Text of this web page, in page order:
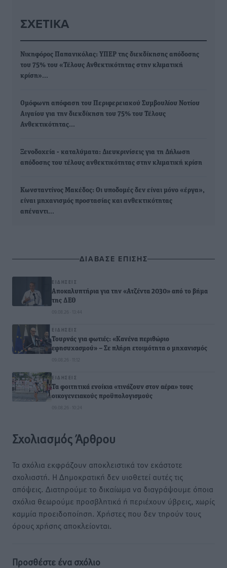
ΣΧΕΤΙΚΆ
Νικηφόρος Παπανικόλας: ΥΠΕΡ της διεκδίκησης απόδοσης
του 75% του «Τέλους Ανθεκτικότητας στην κλιματική
κρίση»…
Ομόφωνη απόφαση του Περιφερειακού Συμβουλίου Νοτίου
Αιγαίου για την διεκδίκηση του 75% του Τέλους
Ανθεκτικότητας…
Ξενοδοχεία - καταλύματα: Διευκρινίσεις για τη Δήλωση
απόδοσης του τέλους ανθεκτικότητας στην κλιματική κρίση
Κωνσταντίνος Μακέδος: Οι υποδομές δεν είναι μόνο «έργα»,
είναι μηχανισμός προστασίας και ανθεκτικότητας
απέναντι…
ΔΙΑΒΑΣΕ ΕΠΙΣΗΣ
ΕΙΔΉΣΕΙΣ
Αποκαλυπτήρια για την «Ατζέντα 2030» από το βήμα
της ΔΕΘ
09.08.26 · 13:44
ΕΙΔΉΣΕΙΣ
Τουρνάς για φωτιές: «Κανένα περιθώριο
εφησυχασμού» – Σε πλήρη ετοιμότητα ο μηχανισμός
09.08.26 · 11:12
ΕΙΔΉΣΕΙΣ
Τα φοιτητικά ενοίκια «τινάζουν στον αέρα» τους
οικογενειακούς προϋπολογισμούς
09.08.26 · 10:24
Σχολιασμός Άρθρου
Τα σχόλια εκφράζουν αποκλειστικά τον εκάστοτε
σχολιαστή. Η Δημοκρατική δεν υιοθετεί αυτές τις
απόψεις. Διατηρούμε το δικαίωμα να διαγράψουμε όποια
σχόλια θεωρούμε προσβλητικά ή περιέχουν ύβρεις, χωρίς
καμμία προειδοποίηση. Χρήστες που δεν τηρούν τους
όρους χρήσης αποκλείονται.
Προσθέστε ένα σχόλιο